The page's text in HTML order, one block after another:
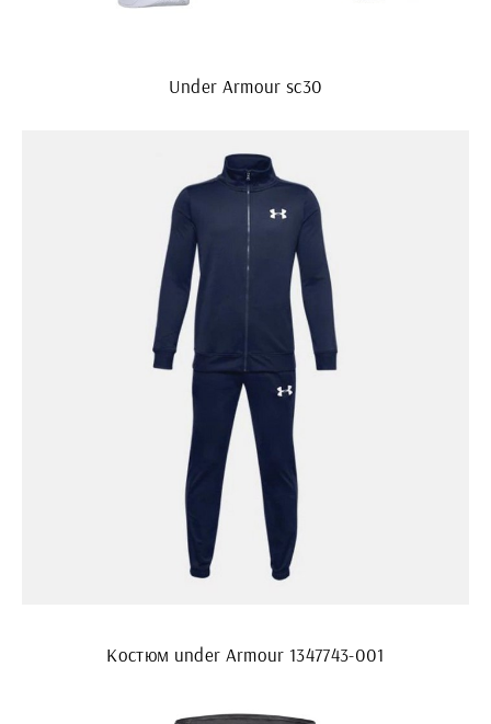
Under Armour sc30
Костюм under Armour 1347743-001